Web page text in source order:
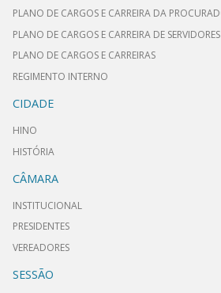
PLANO DE CARGOS E CARREIRA DA
PLANO DE CARGOS E CARREIRA DE
PLANO DE CARGOS E CARREIRAS
REGIMENTO INTERNO
CIDADE
HINO
HISTÓRIA
CÂMARA
INSTITUCIONAL
PRESIDENTES
VEREADORES
SESSÃO